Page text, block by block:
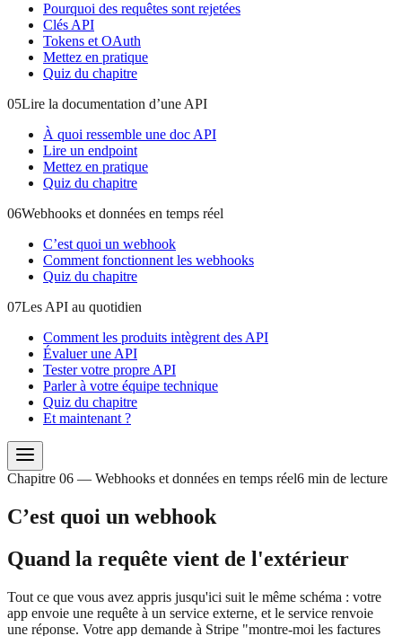
Pourquoi des requêtes sont rejetées
Clés API
Tokens et OAuth
Mettez en pratique
Quiz du chapitre
05Lire la documentation d’une API
À quoi ressemble une doc API
Lire un endpoint
Mettez en pratique
Quiz du chapitre
06Webhooks et données en temps réel
C’est quoi un webhook
Comment fonctionnent les webhooks
Quiz du chapitre
07Les API au quotidien
Comment les produits intègrent des API
Évaluer une API
Tester votre propre API
Parler à votre équipe technique
Quiz du chapitre
Et maintenant ?
Chapitre 06 — Webhooks et données en temps réel6 min de lecture
C’est quoi un webhook
Quand la requête vient de l'extérieur
Tout ce que vous avez appris jusqu'ici suit le même schéma : votre
app envoie une requête à un service externe, et le service renvoie
une réponse. Votre app demande à Stripe "montre-moi les factures